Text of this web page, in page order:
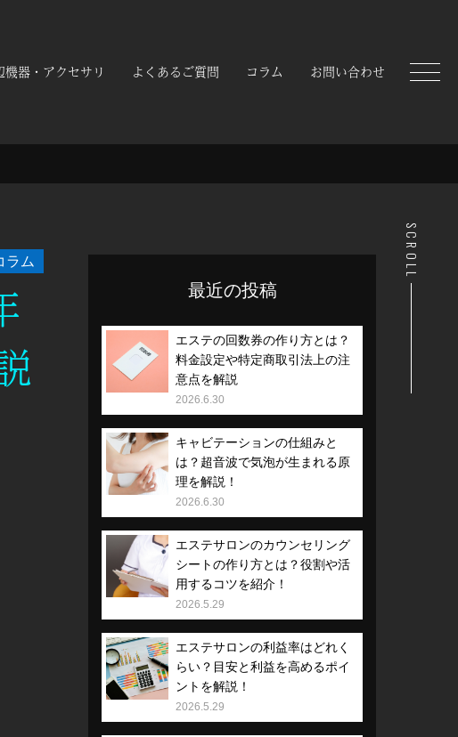
機器・アクセサリ よくあるご質問 コラム お問い合わせ
ラム
最近の投稿
エステの回数券の作り方とは？
料金設定や特定商取引法上の注
意点を解説
2026.6.30
キャビテーションの仕組みと
は？超音波で気泡が生まれる原
理を解説！
2026.6.30
エステサロンのカウンセリング
シートの作り方とは？役割や活
用するコツを紹介！
2026.5.29
エステサロンの利益率はどれく
らい？目安と利益を高めるポイ
ントを解説！
2026.5.29
SCROLL